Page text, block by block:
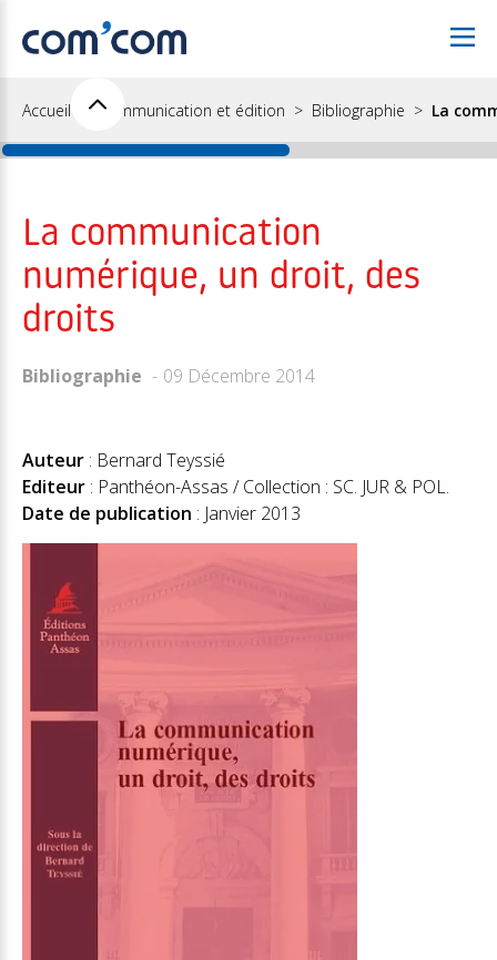
Accueil Communication et édition Bibliographie La
La communication
numérique, un droit, des
droits
Bibliographie 09 Décembre 2014
Auteur : Bernard Teyssié
Editeur : Panthéon-Assas / Collection : SC. JUR & POL.
Date de publication : Janvier 2013